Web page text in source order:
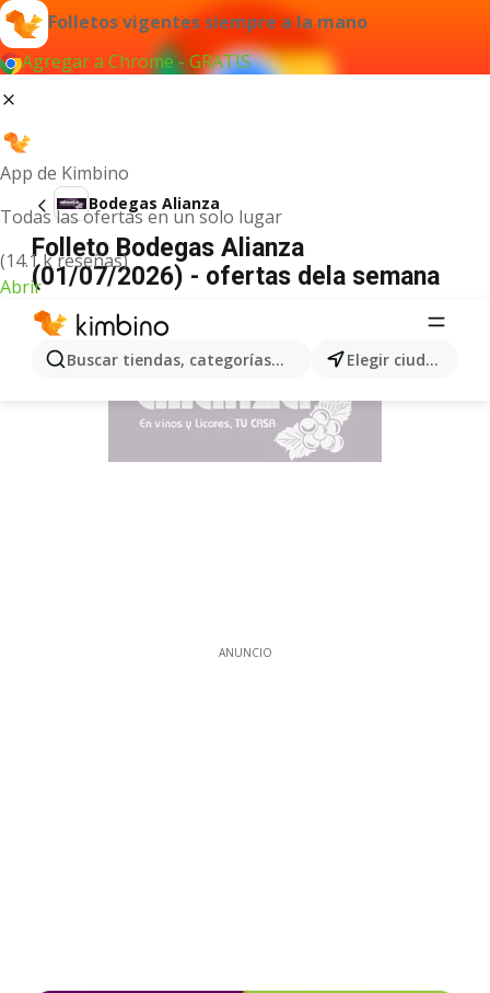
Folletos vigentes siempre a la mano
Agregar a Chrome - GRATIS
App de Kimbino
Todas las ofertas en un solo lugar
(14.1 k reseñas)
Abrir
Buscar tiendas, categorías, productos... Elegir ciudad
Bodegas Alianza
Folleto Bodegas Alianza
(01/07/2026) - ofertas dela semana
ANUNCIO